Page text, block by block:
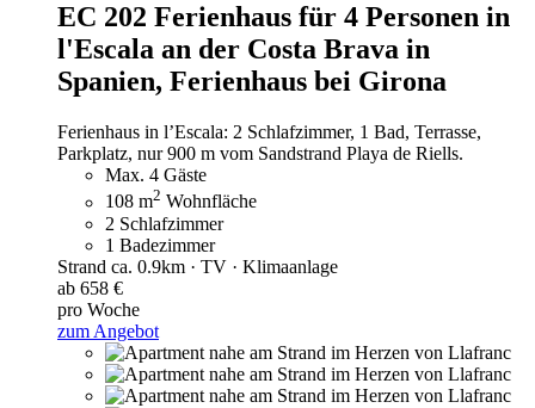
EC 202 Ferienhaus für 4 Personen in
l'Escala an der Costa Brava in
Spanien, Ferienhaus bei Girona
Ferienhaus in l’Escala: 2 Schlafzimmer, 1 Bad, Terrasse,
Parkplatz, nur 900 m vom Sandstrand Playa de Riells.
Max. 4 Gäste
108 m2 Wohnfläche
2 Schlafzimmer
1 Badezimmer
Strand ca. 0.9km · TV · Klimaanlage
ab 658 €
pro Woche
zum Angebot